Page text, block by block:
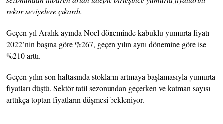
rekor seviyelere çıkardı.
Geçen yıl Aralık ayında Noel döneminde kabuklu yumurta fiyatı
2022’nin başına göre %267, geçen yılın aynı dönemine göre ise
%210 arttı.
Geçen yılın son haftasında stokların artmaya başlamasıyla yumurta
fiyatları düştü. Sektör tatil sezonundan geçerken ve katman sayısı
arttıkça toptan fiyatların düşmesi bekleniyor.